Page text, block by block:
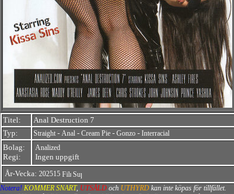
Titel:
Anal Destruction 7
Typ:
Straight - Anal - Cream Pie - Gonzo - Interracial
Bolag:
Regi:
Analized
Ingen uppgift
År-Vecka: 202515
Notera! KOMMER SNART, UTSÅLD och UTHYRD kan inte köpas för tillfället.